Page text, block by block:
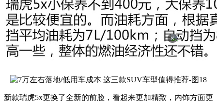
新款瑞虎5x更换了全新的前脸，看起来更加精致，内饰方面更
×